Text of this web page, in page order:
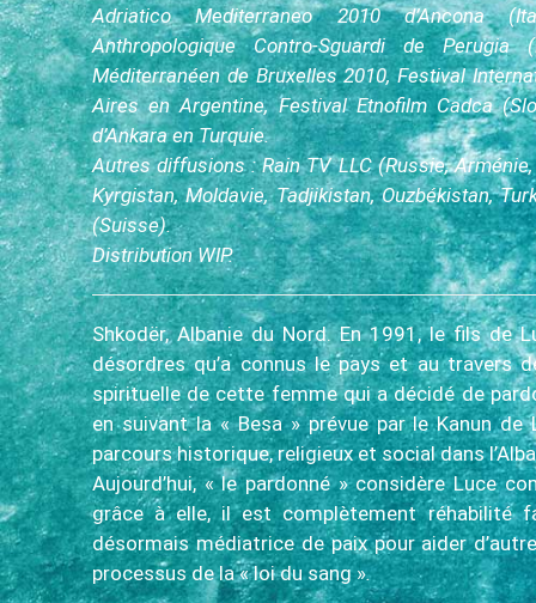
Adriatico Mediterraneo 2010 d’Ancona
Anthropologique Contro-Sguardi de
Méditerranéen de Bruxelles 2010, Festival
Aires en Argentine, Festival Etnofilm Cadca
d’Ankara en Turquie.
Autres diffusions : Rain TV LLC (Russie,
Kyrgistan, Moldavie, Tadjikistan, Ouzbékistan,
(Suisse).
Distribution WIP.
Shkodër, Albanie du Nord. En 1991, le fils de
désordres qu’a connus le pays et au travers
spirituelle de cette femme qui a décidé de
en suivant la « Besa » prévue par le Kanun de
parcours historique, religieux et social dans
Aujourd’hui, « le pardonné » considère Luce
grâce à elle, il est complètement réhabilité
désormais médiatrice de paix pour aider
processus de la « loi du sang ».